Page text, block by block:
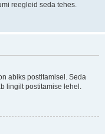
reegleid seda tehes.
abiks postitamisel. Seda
lingilt postitamise lehel.